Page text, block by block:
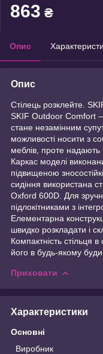
863 ₴
Опис
Опис
Стілець розклейте.
SKIF Outdoor Comfort —
стане незамінним
можливості носити з
меблів, проте надають
Каркас моделі
підвищеною
сидіння використана
Oxford 600D. Для
підлокітниками з
Елементарна
швидко розкладати і
Компактність стільця
його в будь-якому
Приховати
Характеристики
Основні
Виробник